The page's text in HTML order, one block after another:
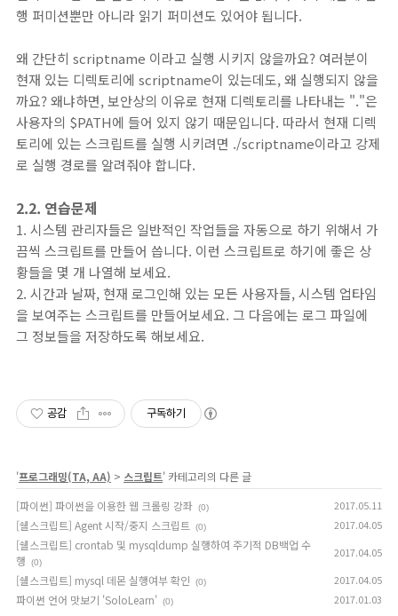
행 퍼미션뿐만 아니라 읽기 퍼미션도 있어야 됩니다.
왜 간단히 scriptname 이라고 실행 시키지 않을까요? 여러분이
현재 있는 디렉토리에 scriptname이 있는데도, 왜 실행되지 않을
까요? 왜냐하면, 보안상의 이유로 현재 디렉토리를 나타내는 "."은
사용자의 $PATH에 들어 있지 않기 때문입니다. 따라서 현재 디렉
토리에 있는 스크립트를 실행 시키려면 ./scriptname이라고 강제
로 실행 경로를 알려줘야 합니다.
2.2. 연습문제
1. 시스템 관리자들은 일반적인 작업들을 자동으로 하기 위해서 가
끔씩 스크립트를 만들어 씁니다. 이런 스크립트로 하기에 좋은 상
황들을 몇 개 나열해 보세요.
2. 시간과 날짜, 현재 로그인해 있는 모든 사용자들, 시스템 업타임
을 보여주는 스크립트를 만들어보세요. 그 다음에는 로그 파일에
그 정보들을 저장하도록 해보세요.
공감 구독하기
'프로그래밍(TA, AA) > 스크립트' 카테고리의 다른 글
[파이썬] 파이썬을 이용한 웹 크롤링 강좌 (0) 2017.05.11
[쉘스크립트] Agent 시작/중지 스크립트 (0) 2017.04.05
[쉘스크립트] crontab 및 mysqldump 실행하여 주기적 DB백업 수
행
(0)
2017.04.05
[쉘스크립트] mysql 데몬 실행여부 확인 (0) 2017.04.05
파이썬 언어 맛보기 'SoloLearn' (0) 2017.01.03